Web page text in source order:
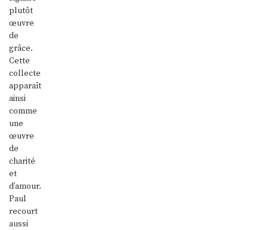
plutôt
œuvre
de
grâce.
Cette
collecte
apparaît
ainsi
comme
une
œuvre
de
charité
et
d’amour.
Paul
recourt
aussi